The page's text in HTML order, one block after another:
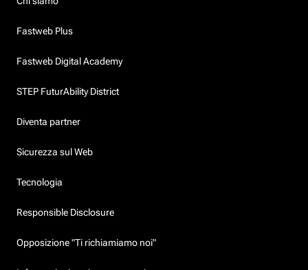
Fastweb Plus
Fastweb Digital Academy
STEP FuturAbility District
Diventa partner
Sicurezza sul Web
Tecnologia
Responsible Disclosure
Opposizione "Ti richiamiamo noi"